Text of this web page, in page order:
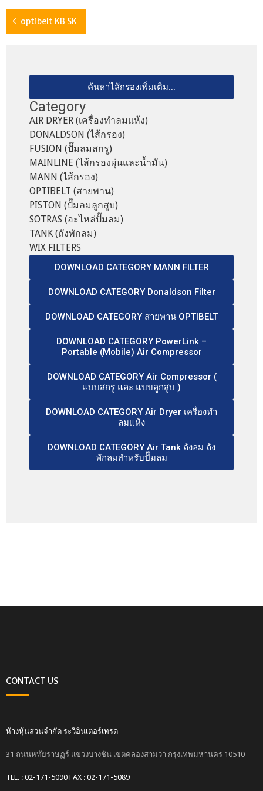
optibelt KB SK
ค้นหาไส้กรองเพิ่มเติม...
Category
AIR DRYER (เครื่องทำลมแห้ง)
DONALDSON (ไส้กรอง)
FUSION (ปั๊มลมสกรู)
MAINLINE (ไส้กรองผุ่นและน้ำมัน)
MANN (ไส้กรอง)
OPTIBELT (สายพาน)
PISTON (ปั๊มลมลูกสูบ)
SOTRAS (อะไหล่ปั๊มลม)
TANK (ถังพักลม)
WIX FILTERS
DOWNLOAD CATEGORY MANN FILTER
DOWNLOAD CATEGORY Donaldson Filter
DOWNLOAD CATEGORY สายพาน OPTIBELT
DOWNLOAD CATEGORY PowerLink –
Portable (Mobile) Air Compressor
DOWNLOAD CATEGORY Air Compressor (
แบบสกรู และ แบบลูกสูบ )
DOWNLOAD CATEGORY Air Dryer เครื่องทำ
ลมแห้ง
DOWNLOAD CATEGORY Air Tank ถังลม ถัง
พักลมสำหรับปั๊มลม
CONTACT US
ห้างหุ้นส่วนจำกัด ระวีอินเตอร์เทรด
31 ถนนหทัยราษฏร์ แขวงบางชัน เขตคลองสามวา กรุงเทพมหานคร 10510
TEL. : 02-171-5090 FAX : 02-171-5089